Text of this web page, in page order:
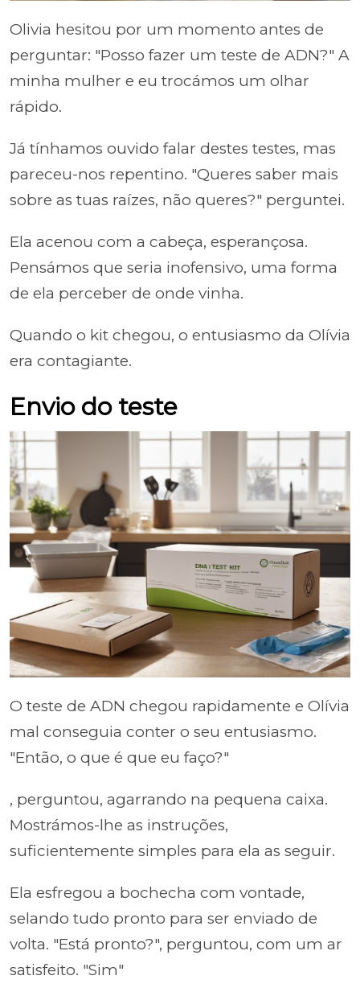
Olivia hesitou por um momento antes de
perguntar: "Posso fazer um teste de ADN?" A
minha mulher e eu trocámos um olhar
rápido.
Já tínhamos ouvido falar destes testes, mas
pareceu-nos repentino. "Queres saber mais
sobre as tuas raízes, não queres?" perguntei.
Ela acenou com a cabeça, esperançosa.
Pensámos que seria inofensivo, uma forma
de ela perceber de onde vinha.
Quando o kit chegou, o entusiasmo da Olívia
era contagiante.
Envio do teste
O teste de ADN chegou rapidamente e Olívia
mal conseguia conter o seu entusiasmo.
"Então, o que é que eu faço?"
, perguntou, agarrando na pequena caixa.
Mostrámos-lhe as instruções,
suficientemente simples para ela as seguir.
Ela esfregou a bochecha com vontade,
selando tudo pronto para ser enviado de
volta. "Está pronto?", perguntou, com um ar
satisfeito. "Sim"